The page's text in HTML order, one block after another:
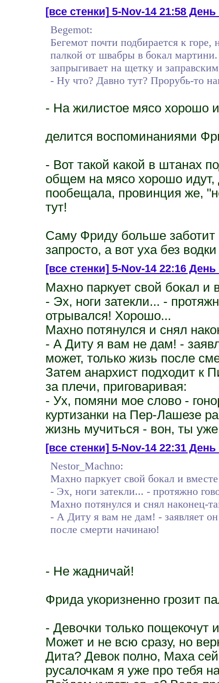
[все стенки]5-Nov-14 21:58 День
Begemot:
Бегемот почти подбирается к
палкой от швабры в бокал
запрыгивает на щетку и
- Ну что? Давно тут? Прорубь-то
- На жилистое мясо хорошо
делится воспоминаниями
- Вот такой какой в штанах
общем на мясо хорошо идут,
пообещала, провинция же,
тут!
Саму Фриду больше заботит
запросто, а вот уха без
[все стенки]5-Nov-14 22:16
Махно паркует свой бокал
- Эх, ноги затекли... -
отрывался! Хорошо...
Махно потянулся и снял
- А Диту я вам не дам! -
может, только жизь после
Затем анархист подходит к
за плечи, приговаривая:
- Ух, помяни мое слово -
куртизанки на Пер-Лашезе
жизнь мучиться - вон, ты
[все стенки]5-Nov-14 22:31 День
Nestor_Machno:
Махно паркует свой бокал и
- Эх, ноги затекли... - протяжно
Махно потянулся и снял наконец-
- А Диту я вам не дам! - заявляет
после смерти начинаю!
- Не жадничай!
Фрида укоризненно грозит
- Девочки только пощекочут
Может и не всю сразу, но
Дита? Девок полно, Маха
русалочкам я уже про тебя